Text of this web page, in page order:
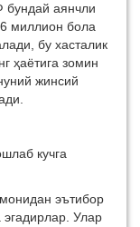
аянчли
миллион бола
бу хасталик
ҳаётига зомин
жинсий
кучга
эътибор
эгадирлар. Улар